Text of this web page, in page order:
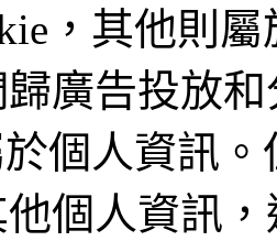
，其他則
廣告投放
個人資訊
個人資訊